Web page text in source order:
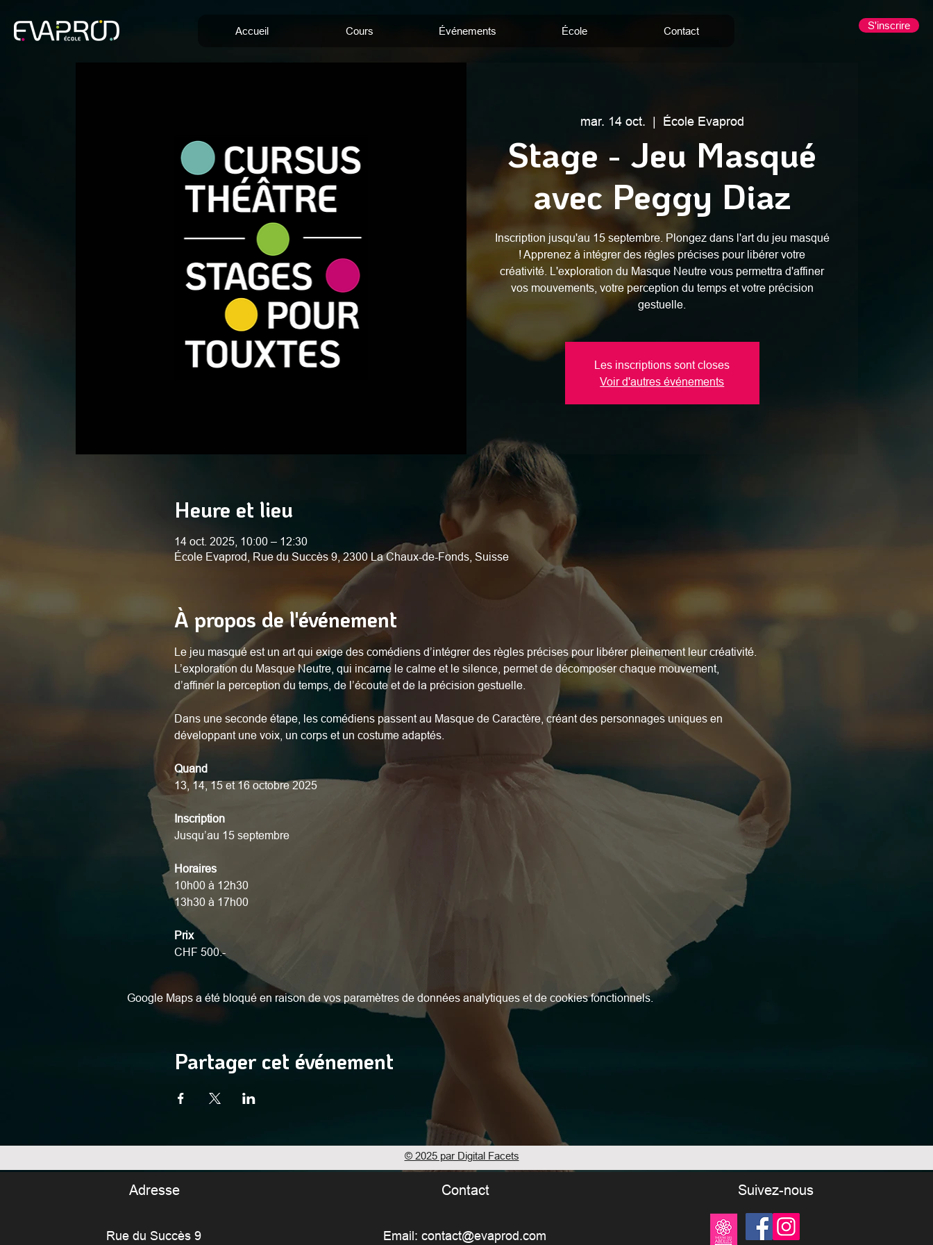
S'inscrire
Accueil Cours Événements École Contact
mar. 14 oct.
  |
École Evaprod
Stage - Jeu Masqué
avec Peggy Diaz
Inscription jusqu'au 15 septembre. Plongez dans l'art du jeu masqué
! Apprenez à intégrer des règles précises pour libérer votre
créativité. L'exploration du Masque Neutre vous permettra d'affiner
vos mouvements, votre perception du temps et votre précision
gestuelle.
Les inscriptions sont closes
Voir d'autres événements
Heure et lieu
14 oct. 2025, 10:00 – 12:30
École Evaprod, Rue du Succès 9, 2300 La Chaux-de-Fonds, Suisse
À propos de l'événement
Le jeu masqué est un art qui exige des comédiens d’intégrer des règles précises pour libérer pleinement leur créativité.
L’exploration du Masque Neutre, qui incarne le calme et le silence, permet de décomposer chaque mouvement,
d’affiner la perception du temps, de l’écoute et de la précision gestuelle.
Dans une seconde étape, les comédiens passent au Masque de Caractère, créant des personnages uniques en
développant une voix, un corps et un costume adaptés.
Quand
13, 14, 15 et 16 octobre 2025
Inscription
Jusqu’au 15 septembre
Horaires
10h00 à 12h30
13h30 à 17h00
Prix
CHF 500.-
Google Maps a été bloqué en raison de vos paramètres de données analytiques et de cookies fonctionnels.
Partager cet événement
© 2025 par Digital Facets
Adresse
Rue du Succès 9
Contact
Email:contact@evaprod.com
Suivez-nous